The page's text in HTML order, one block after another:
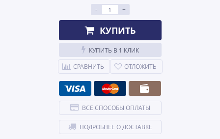
-
+
КУПИТЬ
КУПИТЬ В 1 КЛИК
СРАВНИТЬ
ОТЛОЖИТЬ
ВСЕ СПОСОБЫ ОПЛАТЫ
ПОДРОБНЕЕ О ДОСТАВКЕ